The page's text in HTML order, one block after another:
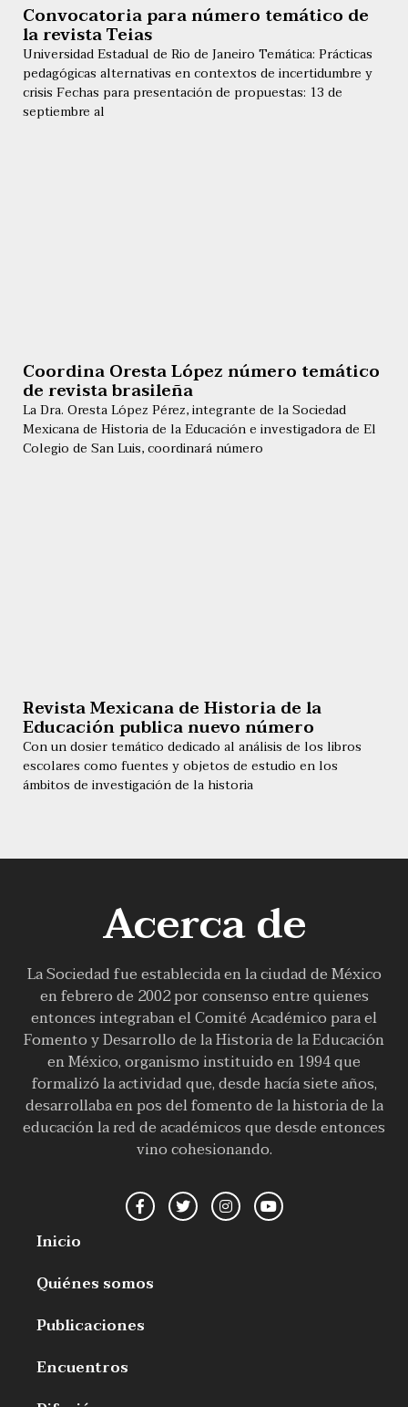
Convocatoria para número temático de
la revista Teias
Universidad Estadual de Rio de Janeiro Temática: Prácticas
pedagógicas alternativas en contextos de incertidumbre y
crisis Fechas para presentación de propuestas: 13 de
septiembre al
Coordina Oresta López número temático
de revista brasileña
La Dra. Oresta López Pérez, integrante de la Sociedad
Mexicana de Historia de la Educación e investigadora de El
Colegio de San Luis, coordinará número
Revista Mexicana de Historia de la
Educación publica nuevo número
Con un dosier temático dedicado al análisis de los libros
escolares como fuentes y objetos de estudio en los
ámbitos de investigación de la historia
Acerca de
La Sociedad fue establecida en la ciudad de México
en febrero de 2002 por consenso entre quienes
entonces integraban el Comité Académico para el
Fomento y Desarrollo de la Historia de la Educación
en México, organismo instituido en 1994 que
formalizó la actividad que, desde hacía siete años,
desarrollaba en pos del fomento de la historia de la
educación la red de académicos que desde entonces
vino cohesionando.
Inicio
Quiénes somos
Publicaciones
Encuentros